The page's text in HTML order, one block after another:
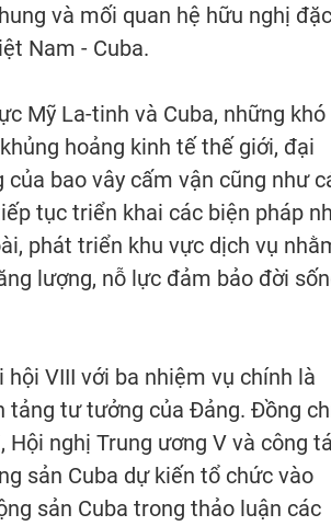
và mối quan hệ hữu nghị đặc
Nam - Cuba.
Mỹ La-tinh và Cuba, những khó
hoảng kinh tế thế giới, đại
bao vây cấm vận cũng như
tục triển khai các biện pháp
phát triển khu vực dịch vụ
lượng, nỗ lực đảm bảo đời
VIII với ba nhiệm vụ chính là
tảng tư tưởng của Đảng. Đồng
nghị Trung ương V và công
sản Cuba dự kiến tổ chức vào
sản Cuba trong thảo luận các